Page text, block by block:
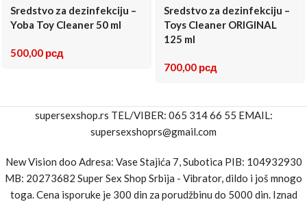
Sredstvo za dezinfekciju –
Yoba Toy Cleaner 50 ml
500,00 рсд
Sredstvo za dezinfekciju –
Toys Cleaner ORIGINAL
125 ml
700,00 рсд
supersexshop.rs TEL/VIBER: 065 314 66 55 EMAIL:
supersexshoprs@gmail.com
New Vision doo Adresa: Vase Stajića 7, Subotica PIB: 104932930
MB: 20273682 Super Sex Shop Srbija - Vibrator, dildo i još mnogo
toga. Cena isporuke je 300 din za porudžbinu do 5000 din. Iznad